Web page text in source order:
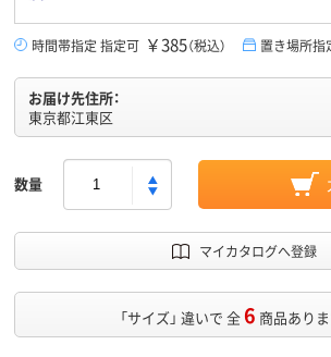
時間帯指定 指定可 ￥385（税込） 置き場所指
お届け先住所：
東京都江東区
数量
マイカタログへ登録
「サイズ」 違いで 全6 商品ありま